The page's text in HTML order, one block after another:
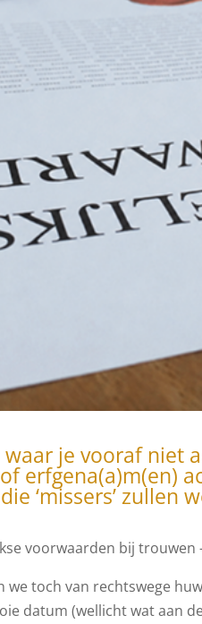
waar je vooraf niet
erfgena(a)m(en)
‘missers’ zullen
voorwaarden bij trouwen
we toch van rechtswege
datum (wellicht wat aan